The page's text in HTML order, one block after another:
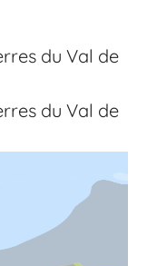
du Val de
du Val de